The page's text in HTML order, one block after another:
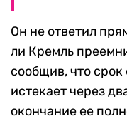
Он не ответил
ли Кремль
сообщив, что
истекает через
окончание ее